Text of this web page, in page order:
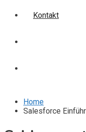
Kontakt
Home
Salesforce